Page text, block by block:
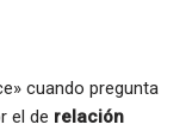
cuando pregunta
el de relación